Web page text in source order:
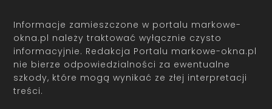
Informacje zamieszczone w portalu markowe-
okna.pl należy traktować wyłącznie czysto
informacyjnie. Redakcja Portalu markowe-okna.pl
nie bierze odpowiedzialności za ewentualne
szkody, które mogą wynikać ze złej interpretacji
treści.